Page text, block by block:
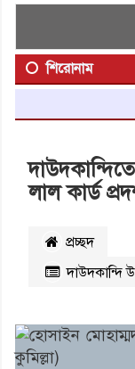
শিরোনাম
লাল কার্ড
প্রচ্ছদ
দাউদকান্দি